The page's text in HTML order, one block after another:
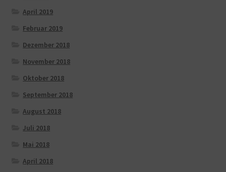
April 2019
Februar 2019
Dezember 2018
November 2018
Oktober 2018
September 2018
August 2018
Juli 2018
Mai 2018
April 2018